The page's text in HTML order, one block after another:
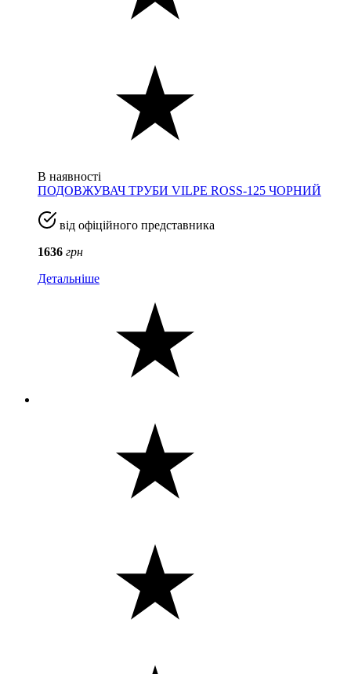
В наявності
ПОДОВЖУВАЧ ТРУБИ VILPE ROSS-125 ЧОРНИЙ
від офіційного представника
1636 грн
Детальніше